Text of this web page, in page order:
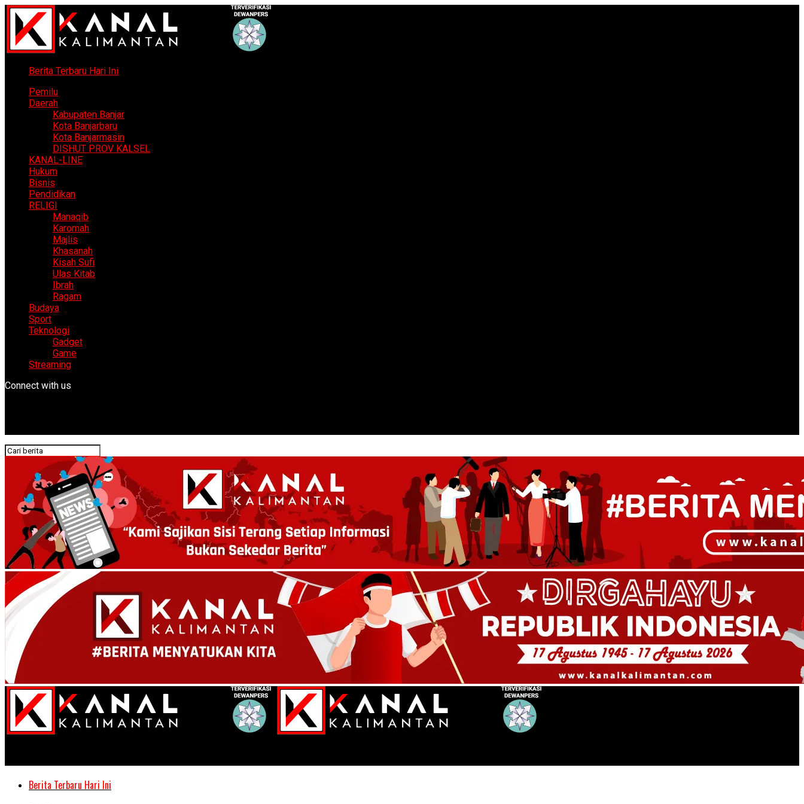
Berita Terbaru Hari Ini
Pemilu
Daerah
Kabupaten Banjar
Kota Banjarbaru
Kota Banjarmasin
DISHUT PROV KALSEL
KANAL-LINE
Hukum
Bisnis
Pendidikan
RELIGI
Manaqib
Karomah
Majlis
Khasanah
Kisah Sufi
Ulas Kitab
Ibrah
Ragam
Budaya
Sport
Teknologi
Gadget
Game
Streaming
Connect with us
Berita Terbaru Hari Ini